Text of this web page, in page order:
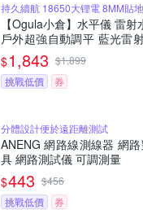
持久續航 18650大锂電 8MM貼地
【Ogula小倉】水平儀 雷
戶外超強自動調平 藍光雷
固兩年 售後無憂）
$1,843 $1,899
挑戰低價
券
分體設計便於遠距離測試
ANENG 網路線測線器 網
具 網路測試儀 可調測量
$443 $456
挑戰低價
券